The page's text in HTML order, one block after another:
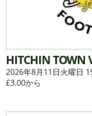
HITCHIN TOWN
2026年8月11日火曜日
£3.00から